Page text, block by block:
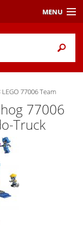
LEGO 77006 Team
77006
Truck
MENU